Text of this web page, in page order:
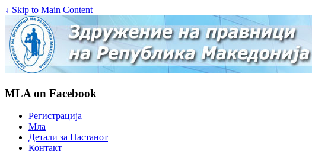
↓ Skip to Main Content
MLA on Facebook
Регистрација
Мла
Детали за Настанот
Контакт